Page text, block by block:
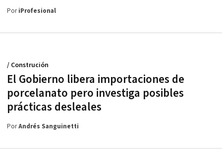
PoriProfesional
El Gobierno libera importaciones de
porcelanato pero investiga posibles
prácticas desleales
/ Construción
PorAndrés Sanguinetti